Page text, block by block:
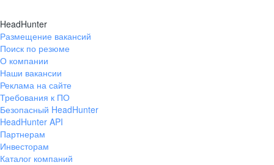
HeadHunter
Размещение вакансий
Поиск по резюме
О компании
Наши вакансии
Реклама на сайте
Требования к ПО
Безопасный HeadHunter
HeadHunter API
Партнерам
Инвесторам
Каталог компаний